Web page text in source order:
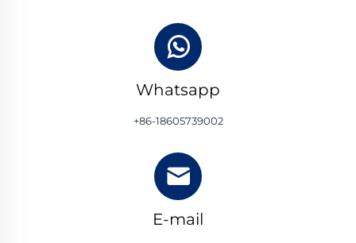
Whatsapp
+86-18605739002
E-mail